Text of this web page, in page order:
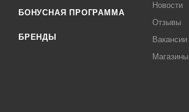
БОНУСНАЯ ПРОГРАММА
БРЕНДЫ
Новости
Отзывы
Вакансии
Магазины